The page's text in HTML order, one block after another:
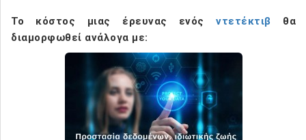
Το κόστος μιας έρευνας ενόςντετέκτιβ θα
διαμορφωθεί ανάλογα με: